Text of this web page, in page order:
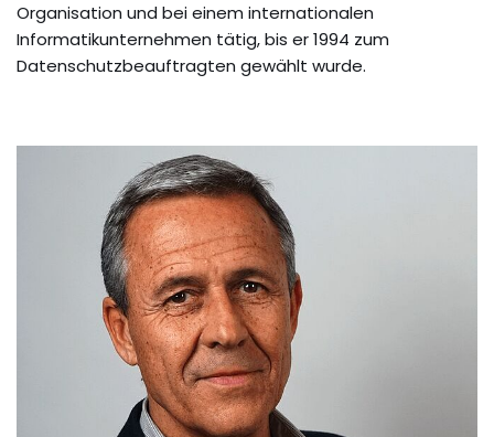
Organisation und bei einem internationalen
Informatikunternehmen tätig, bis er 1994 zum
Datenschutzbeauftragten gewählt wurde.